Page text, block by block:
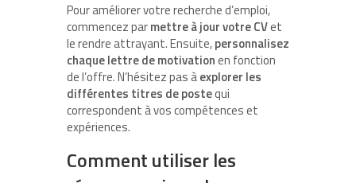
Pour améliorer votre recherche d’emploi,
commencez parmettre à jour votre CVet
le rendre attrayant. Ensuite,personnalisez
chaque lettre de motivationen fonction
de l’offre. N’hésitez pas àexplorer les
différentes titres de postequi
correspondent à vos compétences et
expériences.
Comment utiliser les